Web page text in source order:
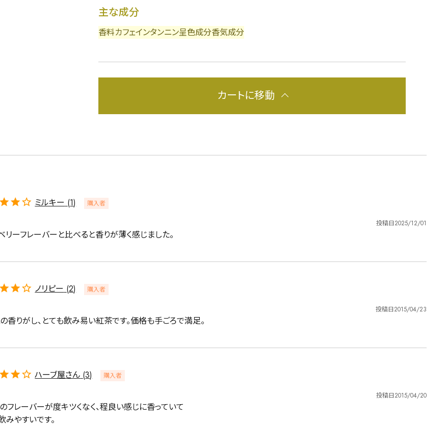
詳細検索
主な成分
香料カフェインタンニン呈色成分香気成分
カートに移動
ミルキー 1
購入者
投稿日2025/12/01
リーフレーバーと比べると香りが薄く感じました。
ノリピー 2
購入者
投稿日2015/04/23
香りがし、とても飲み易い紅茶です。価格も手ごろで満足。
ハーブ屋さん 3
購入者
投稿日2015/04/20
フレーバーが度キツくなく、程良い感じに香っていて
みやすいです。